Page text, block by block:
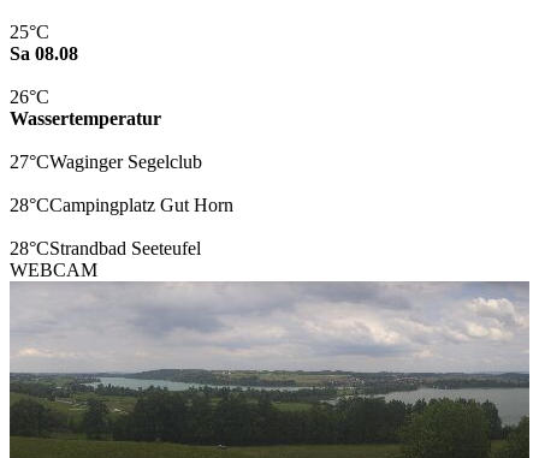
25°C
Sa 08.08
26°C
Wassertemperatur
27°CWaginger Segelclub
28°CCampingplatz Gut Horn
28°CStrandbad Seeteufel
WEBCAM